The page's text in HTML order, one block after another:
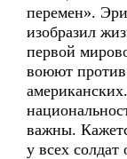
перемен».
изобразил
первой
воюют против
важны.
у всех солдат